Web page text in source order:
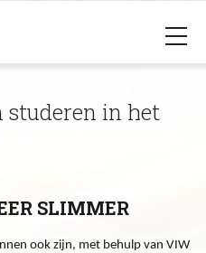
studeren in het
SLIMMER
ook zijn, met behulp van VIW